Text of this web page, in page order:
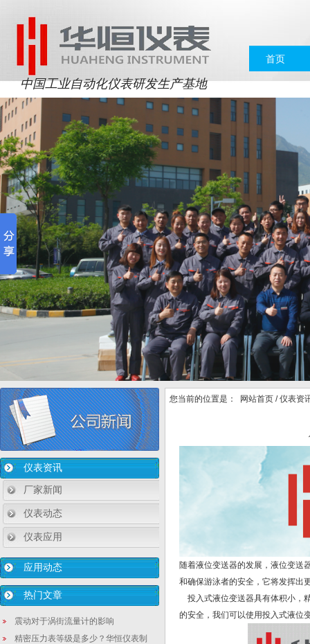
中国工业自动化仪表研发生产基地
首页
仪表资讯
厂家新闻
仪表动态
仪表应用
应用动态
热门文章
震动对于涡街流量计的影响
精密压力表等级是多少？华恒仪表制
您当前的位置是： 网站首页 /仪表资
随着液位变送器的发展，液位变送
和确保游泳者的安全，它将发挥出
投入式液位变送器具有体积小，
的安全，我们可以使用投入式液位